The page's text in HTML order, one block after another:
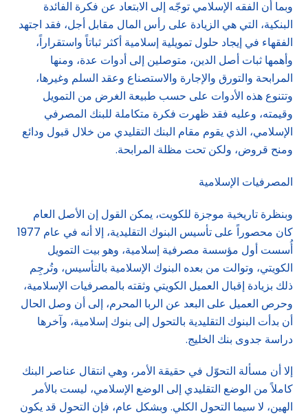
وبما أن الفقه الإسلامي توجّه إلى الابتعاد عن فكرة الفائدة
البنكية، التي هي الزيادة على رأس المال مقابل أجل، فقد اجتهد
الفقهاء في إيجاد حلول تمويلية إسلامية أكثر ثباتاً واستقراراً،
وأهمها ثبات أصل الدين، متوصلين إلى أدوات عدة، ومنها
المرابحة والتورق والإجارة والاستصناع وعقد السلم وغيرها،
وتتنوع هذه الأدوات على حسب طبيعة الغرض من التمويل
وقيمته، وعليه فقد ظهرت فكرة متكاملة للبنك المصرفي
الإسلامي، الذي يقوم مقام البنك التقليدي من خلال قبول ودائع
ومنح قروض، ولكن تحت مظلة المرابحة.
المصرفيات الإسلامية
وبنظرة تاريخية موجزة للكويت، يمكن القول إن الأصل العام
كان محصوراً على تأسيس البنوك التقليدية، إلا أنه في عام 1977
أُسست أول مؤسسة مصرفية إسلامية، وهو بيت التمويل
الكويتي، وتوالت من بعده البنوك الإسلامية بالتأسيس، وتُرجِم
ذلك بزيادة إقبال العميل الكويتي وثقته بالمصرفيات الإسلامية،
وحرص العميل على البعد عن الربا المحرم، إلى أن وصل الحال
أن بدأت البنوك التقليدية بالتحول إلى بنوك إسلامية، وآخرها
دراسة جدوى بنك الخليج.
إلا أن مسألة التحوّل في حقيقة الأمر، وهي انتقال عناصر البنك
كاملاً من الوضع التقليدي إلى الوضع الإسلامي، ليست بالأمر
الهين، لا سيما التحول الكلي. وبشكل عام، فإن التحول قد يكون